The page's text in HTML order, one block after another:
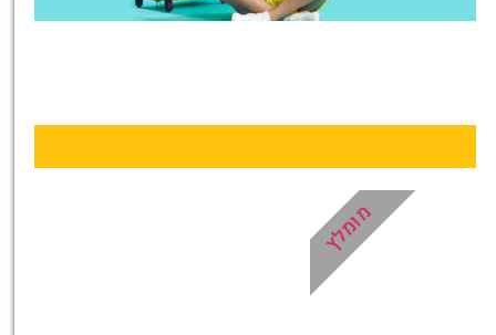
טיסה זולה?
פה!
מומלץ